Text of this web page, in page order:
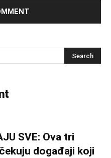
SVE: Ova tri
događaji koji